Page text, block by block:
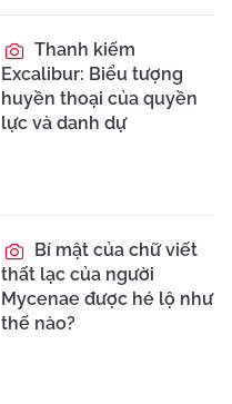
Thanh kiếm
Excalibur: Biểu tượng
huyền thoại của quyền
lực và danh dự
Bí mật của chữ viết
thất lạc của người
Mycenae được hé lộ như
thế nào?